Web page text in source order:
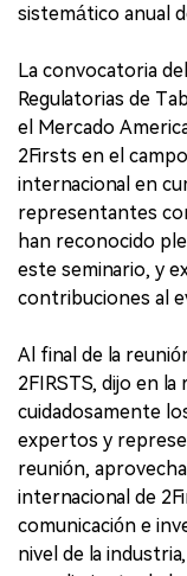
sistemático anual
La convocatoria
Regulatorias de
el Mercado
2Firsts en el
internacional en
representantes
han reconocido
este seminario, y
contribuciones al
Al final de la
2FIRSTS, dijo en
cuidadosamente
expertos y
reunión,
internacional de
comunicación e
nivel de la